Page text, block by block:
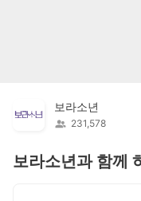
보라소년
231,578
보라소년과 함께